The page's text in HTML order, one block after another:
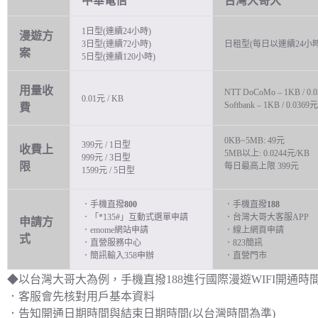
漫遊方
案
1日型(連續24小時)
3日型(連續72小時)
5日型(連續120小時)
日租型(每日以連續24小
用量收
費
0.01元 / KB
NTT DoCoMo – 1KB /
Softbank – 1KB / 0.0369元
收費上
限
399元 / 1日型
999元 / 3日型
1599元 / 5日型
0KB~5MB: 49元
5MB以上: 0.0244元/KB
每日最高上限 399元
申請方
式
．手機直撥800
．「*135#」互動式選單申請
．emome網站申請
．直營服務中心
．簡訊輸入358申辦
．手機直撥188
．台灣大哥大客服APP
．線上網頁申請
．823簡訊
．直營門市
◆以台灣大哥大為例，手機直撥188進行國際漫遊WIFI開通時
．客服會先核對用戶基本資料
．告知開通日期時間與結束日期時間(以台灣時間為準)